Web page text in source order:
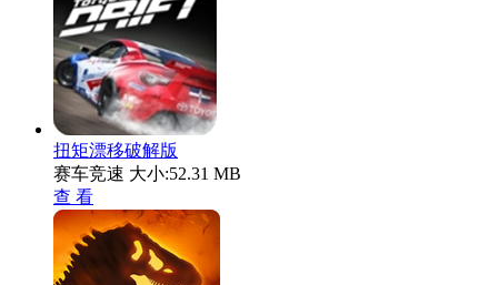
扭矩漂移破解版
赛车竞速 大小:52.31 MB
查 看